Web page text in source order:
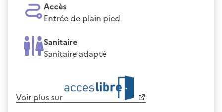
Accès
Entrée de plain pied
Sanitaire
Sanitaire adapté
Voir plus sur